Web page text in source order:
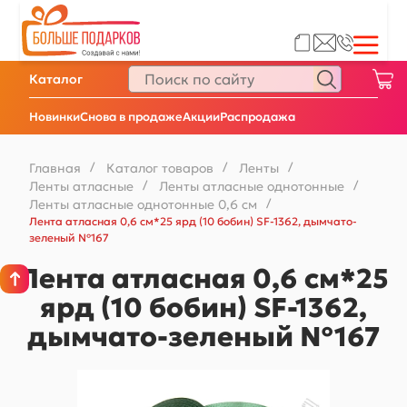
НовинкиСнова в продажеАкцииРаспродажа
Каталог
Главная / Каталог товаров / Ленты /
Ленты атласные / Ленты атласные однотонные /
Ленты атласные однотонные 0,6 см
/
Лента атласная 0,6 см*25 ярд (10 бобин) SF-1362, дымчато-
зеленый №167
Лента атласная 0,6 см*25
ярд (10 бобин) SF-1362,
дымчато-зеленый №167